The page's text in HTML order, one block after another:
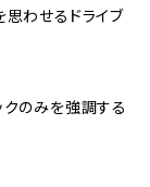
思わせるドライブ
クのみを強調する